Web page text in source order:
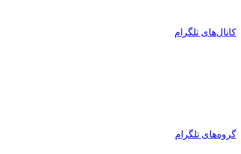
کانال‌های تلگرام
گروه‌های تلگرام